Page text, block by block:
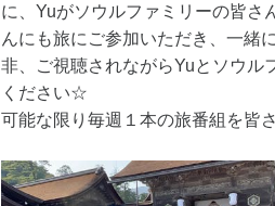
に、Yuがソウルファミリーの皆さ
んにも旅にご参加いただき、一緒
非、ご視聴されながらYuとソウル
ください☆
可能な限り毎週１本の旅番組を皆